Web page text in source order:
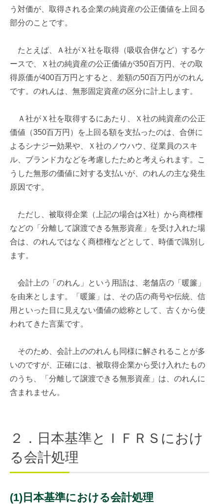
う対価が、取得される企業の純資産の公正価値を上回る
部分のことです。
たとえば、Ａ社がＸ社を取得（吸収合併など）するケ
ースで、Ｘ社の純資産の公正価値が350百万円、その取
得原価が400百万円とすると、差額の50百万円がのれん
です。のれんは、無形固定資産の区分に計上します。
Ａ社がＸ社を取得するにあたり、Ｘ社の純資産の公正
価値（350百万円）を上回る額を支払ったのは、合併に
よるシナジー効果や、Ｘ社のノウハウ、従業員のスキ
ル、ブランド力などを考慮したためと考えられます。こ
うした無形の価値に対する支払いが、のれんの主な発生
原因です。
ただし、被取得企業（上記の場合はX社）から商標権
などの「分離して譲渡できる無形資産」を受け入れた場
合は、のれんではなく商標権などとして、時価で識別し
ます。
会計上の「のれん」という用語は、老舗店の「暖簾」
を由来とします。「暖簾」は、その店の商号や伝統、信
用といった目に見えない価値の総称として、古くから使
われてきた言葉です。
そのため、会計上ののれんも同様に解されることが多
いのですが、正確には、被取得企業から受け入れたもの
のうち、「分離して譲渡できる無形資産」は、のれんに
含まれません。
２．日本基準とＩＦＲＳにおけ
る会計処理
(1)日本基準における会計処理